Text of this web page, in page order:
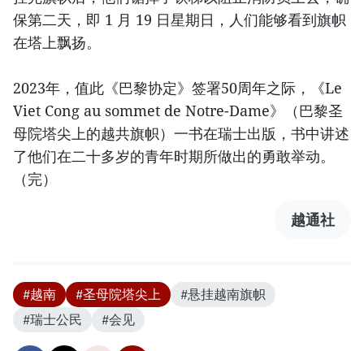
保第二天，即 1 月 19 日星期日，人们能够看到旗帜
在塔上飘扬。
2023年，值此《巴黎协定》签署50周年之际，《Le
Viet Cong au sommet de Notre-Dame》（巴黎圣
母院塔尖上的越共旗帜）一书在瑞士出版，书中讲述
了他们在二十多岁的青年时期所做出的勇敢举动。
（完）
越通社
#越南 #圣母院塔尖上
#悬挂越南旗帜
#瑞士公民
#会见